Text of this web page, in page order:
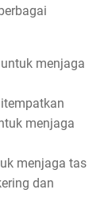
menjaga
menjaga
menjaga tas
dan